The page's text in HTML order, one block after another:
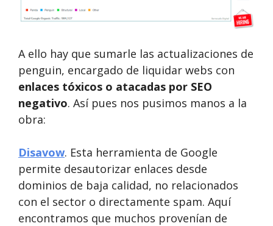
A ello hay que sumarle las actualizaciones de
penguin, encargado de liquidar webs con
enlaces tóxicos o atacadas por SEO
negativo. Así pues nos pusimos manos a la
obra:
Disavow. Esta herramienta de Google
permite desautorizar enlaces desde
dominios de baja calidad, no relacionados
con el sector o directamente spam. Aquí
encontramos que muchos provenían de